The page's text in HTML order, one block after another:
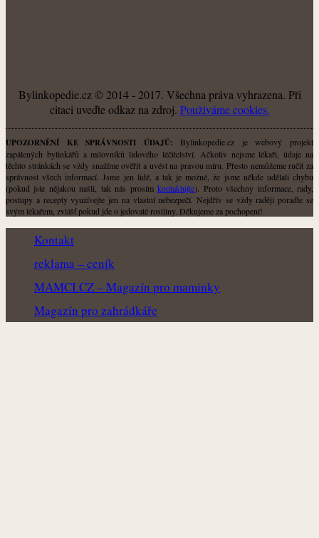
Bylinkopedie.cz © 2014 - 2017. Všechna práva vyhrazena. Při
citaci uveďte odkaz na zdroj. Použiváme cookies.
UPOZORNĚNÍ KE SPRÁVNOSTI ÚDAJŮ: Bylinkopedie.cz je webový projekt
zapálených bylinkářů a milovníků lidového léčitelství. Ačkoliv nejsme lékaři, údaje na
těchto stránkách se vždy snažíme ověřit a uvést na pravou míru. Přesto nemůžeme ručit za
správnost všech informací. Jsme jen lidé, a tak je možné, že jsme někde udělali chybu
(pokud jste nějakou našli, tak nás prosímkontaktujte). Proto všechny informace, rady,
postupy a recepty využívejte jen na vlastní nebezpečí. Nejdřív se vždy raději poraďte se
svým lékařem, zvlášť pokud jde o jedovaté rostliny. Děkujeme za pochopení!
Kontakt
reklama – ceník
MAMCI.CZ – Magazín pro maminky
Magazín pro zahrádkáře